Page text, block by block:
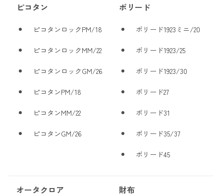
ピコタン
ピコタンロックPM/18
ピコタンロックMM/22
ピコタンロックGM/26
ピコタンPM/18
ピコタンMM/22
ピコタンGM/26
ボリード
ボリード1923ミニ/20
ボリード1923/25
ボリード1923/30
ボリード27
ボリード31
ボリード35/37
ボリード45
オータクロア 財布